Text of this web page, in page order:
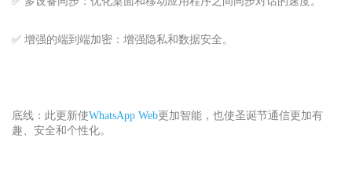
✅ 增强的端到端加密：增强隐私和数据安全。
底线：此更新使WhatsApp Web更加智能，也使圣诞节通信更加有
趣、安全和个性化。